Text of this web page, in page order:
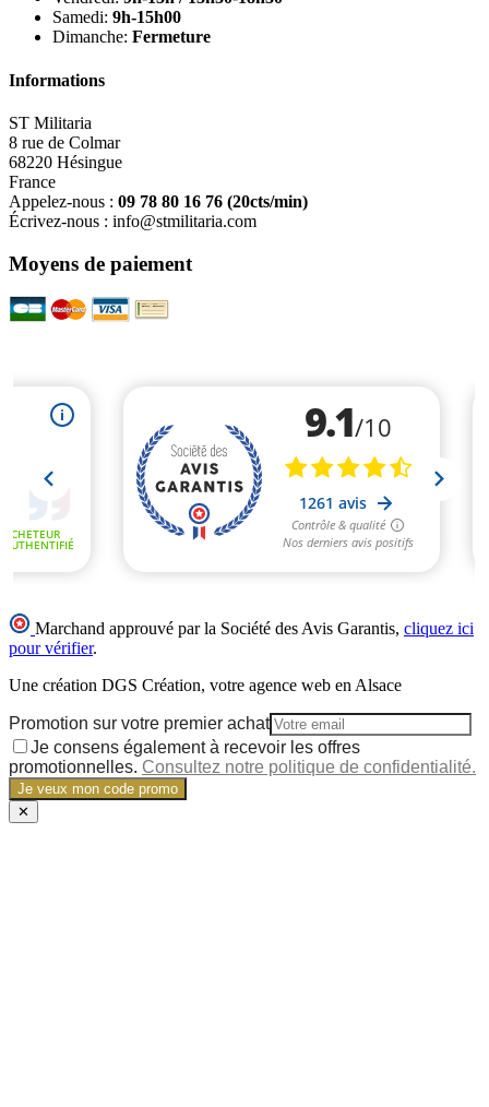
Samedi: 9h-15h00
Dimanche: Fermeture
Informations
ST Militaria
8 rue de Colmar
68220 Hésingue
France
Appelez-nous : 09 78 80 16 76 (20cts/min)
Écrivez-nous : info@stmilitaria.com
Moyens de paiement
Marchand approuvé par la Société des Avis Garantis, cliquez ici
pour vérifier.
Une création DGS Création, votre agence web en Alsace
Promotion sur votre premier achat
Je consens également à recevoir les offres
promotionnelles. Consultez notre politique de confidentialité.
Je veux mon code promo
✕